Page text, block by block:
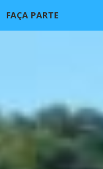
FAÇA PARTE